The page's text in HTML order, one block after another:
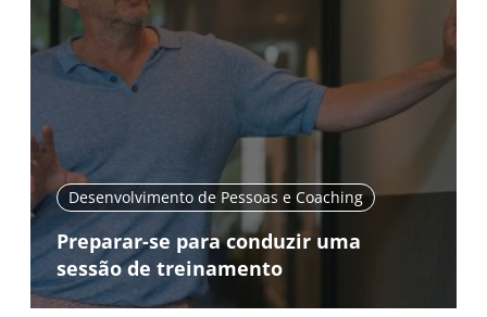
Desenvolvimento de Pessoas e Coaching
Preparar-se para conduzir uma
sessão de treinamento